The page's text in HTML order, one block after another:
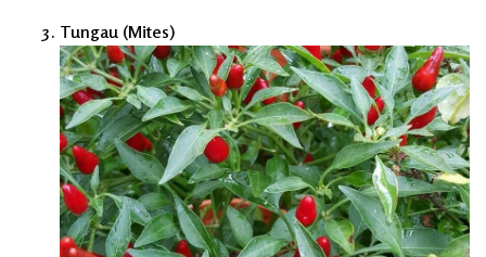
Tungau (Mites)